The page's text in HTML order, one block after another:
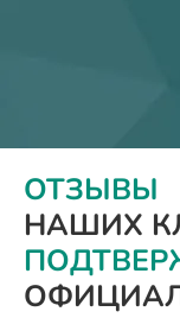
ОТЗЫВЫ
НАШИХ